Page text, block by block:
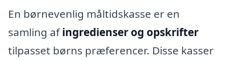
En børnevenlig måltidskasse er en
samling afingredienser og opskrifter
tilpasset børns præferencer. Disse kasser